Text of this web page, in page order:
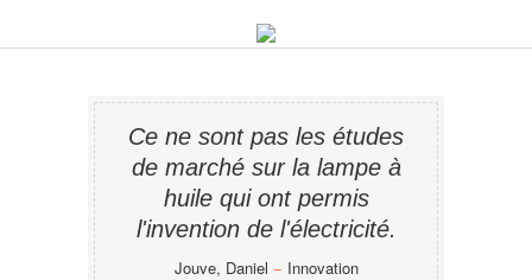
Ce ne sont pas les études
de marché sur la lampe à
huile qui ont permis
l'invention de l'électricité.
Jouve, Daniel − Innovation